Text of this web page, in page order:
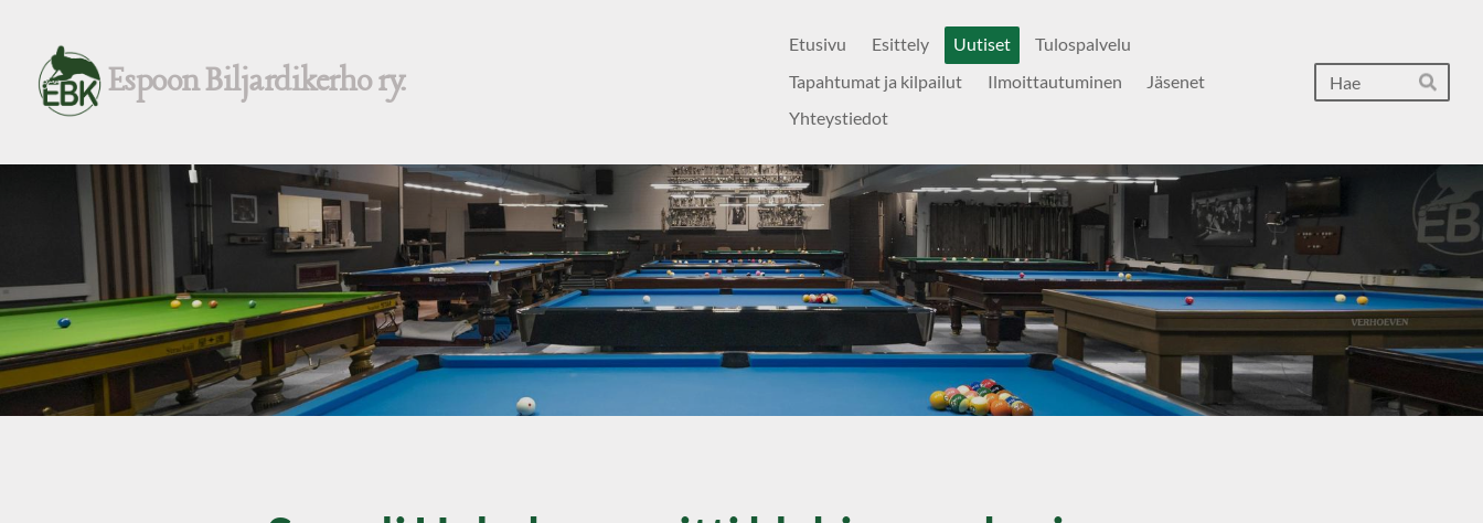
sivun
sisältöön
Espoon Biljardikerho ry.
Etusivu Esittely Uutiset
Tulospalvelu
Tapahtumat ja kilpailut
Ilmoittautuminen
Jäsenet
Yhteystiedot
Hae